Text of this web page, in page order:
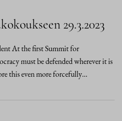
29.3.2023
At the first Summit for
must be defended wherever it is
this even more forcefully…